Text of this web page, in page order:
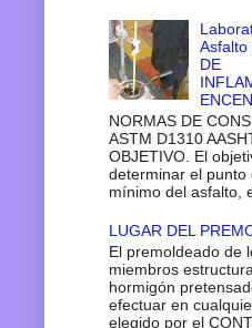
Asfalto
DE
NORMAS DE
ASTM D1310
OBJETIVO. El
determinar el punto
mínimo del asfalto,
LUGAR DEL
El premoldeado de
miembros
hormigón
efectuar en
elegido por el